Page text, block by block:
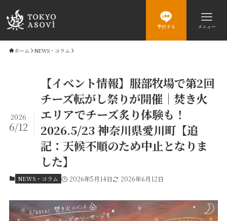
予約する メニュー
ホーム NEWS・コラム
【イベント情報】服部牧場で第2回
チーズ転がし祭りが開催｜焚き火
エリアでチーズ炙り体験も！
2026.5/23 神奈川県愛川町【追
記：天候不順のため中止となりま
した】
2026
6/12
NEWS・コラム 2026年5月14日 2026年6月12日